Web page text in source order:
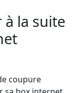
la suite
coupure